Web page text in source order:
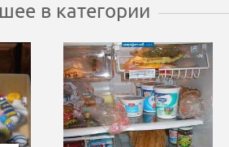
в категории